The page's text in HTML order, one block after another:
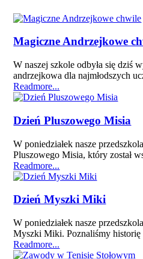
Magiczne Andrzejkowe
W naszej szkole odbyła się dziś
andrzejkowa dla najmłodszych
Readmore...
Dzień Pluszowego Misia
W poniedziałek nasze
Pluszowego Misia, który został
Readmore...
Dzień Myszki Miki
W poniedziałek nasze
Myszki Miki. Poznaliśmy historię
Readmore...